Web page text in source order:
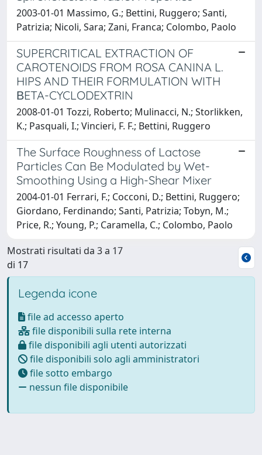
2003-01-01 Massimo, G.; Bettini, Ruggero; Santi,
Patrizia; Nicoli, Sara; Zani, Franca; Colombo, Paolo
SUPERCRITICAL EXTRACTION OF
CAROTENOIDS FROM ROSA CANINA L.
HIPS AND THEIR FORMULATION WITH
ΒETA-CYCLODEXTRIN
2008-01-01 Tozzi, Roberto; Mulinacci, N.; Storlikken,
K.; Pasquali, I.; Vincieri, F. F.; Bettini, Ruggero
The Surface Roughness of Lactose
Particles Can Be Modulated by Wet-
Smoothing Using a High-Shear Mixer
2004-01-01 Ferrari, F.; Cocconi, D.; Bettini, Ruggero;
Giordano, Ferdinando; Santi, Patrizia; Tobyn, M.;
Price, R.; Young, P.; Caramella, C.; Colombo, Paolo
Mostrati risultati da 3 a 17
di 17
Legenda icone
file ad accesso aperto
file disponibili sulla rete interna
file disponibili agli utenti autorizzati
file disponibili solo agli amministratori
file sotto embargo
nessun file disponibile